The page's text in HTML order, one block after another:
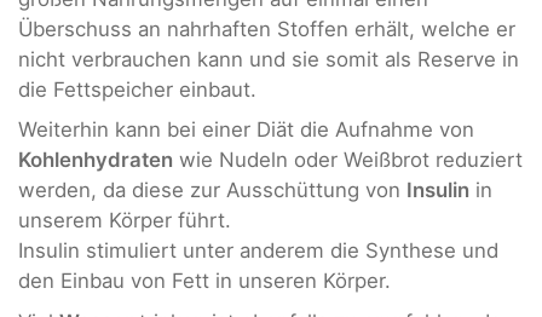
Überschuss an nahrhaften Stoffen erhält, welche er
nicht verbrauchen kann und sie somit als Reserve in
die Fettspeicher einbaut.
Weiterhin kann bei einer Diät die Aufnahme von
Kohlenhydraten wie Nudeln oder Weißbrot reduziert
werden, da diese zur Ausschüttung von Insulin in
unserem Körper führt.
Insulin stimuliert unter anderem die Synthese und
den Einbau von Fett in unseren Körper.